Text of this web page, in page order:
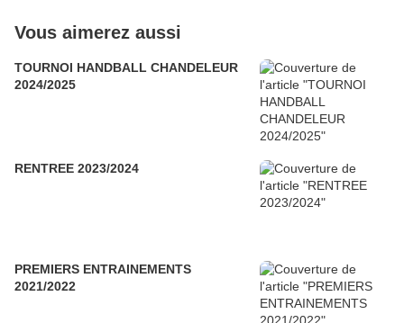
Vous aimerez aussi
TOURNOI HANDBALL CHANDELEUR
2024/2025
RENTREE 2023/2024
PREMIERS ENTRAINEMENTS
2021/2022